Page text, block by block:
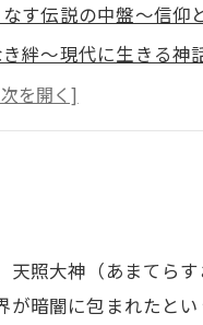
す伝説の中盤～信仰
絆～現代に生きる神
が日常に息づく理由
ら現代までの神聖な
と伝承が織りなす神
照大神（あまてら
暗闇に包まれたと